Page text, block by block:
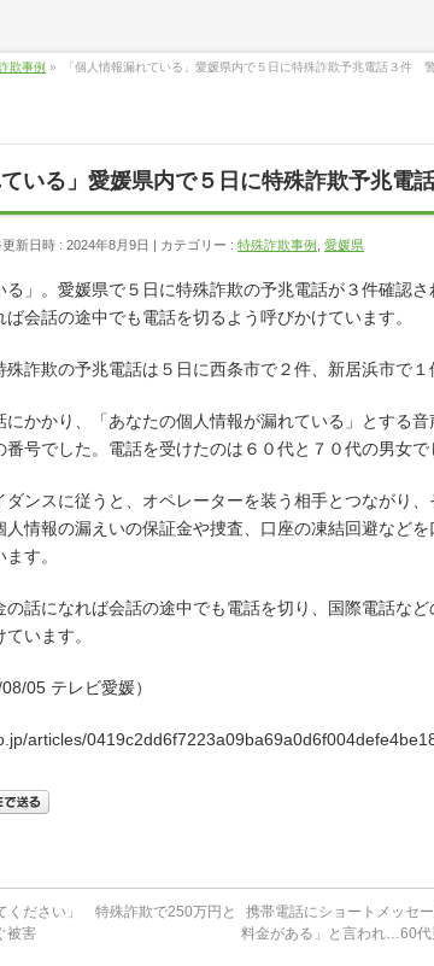
欺事例 » 「個人情報漏れている」愛媛県内で５日に特殊詐欺予兆電話３件
ている」愛媛県内で５日に特殊詐欺予兆
新日時 : 2024年8月9日 カテゴリー : 特殊詐欺事例 愛媛県
る」。愛媛県で５日に特殊詐欺の予兆電話が３件確認
会話の途中でも電話を切るよう呼びかけています。
詐欺の予兆電話は５日に西条市で２件、新居浜市で１
にかかり、「あなたの個人情報が漏れている」とする
号でした。電話を受けたのは６０代と７０代の男女で
ダンスに従うと、オペレーターを装う相手とつながり
人情報の漏えいの保証金や捜査、口座の凍結回避など
す。
の話になれば会話の途中でも電話を切り、国際電話な
います。
05 テレビ愛媛）
articles/
ください」 特殊詐欺で250万円と
被害
携帯電話にショートメッセ
料金がある」と言われ…60